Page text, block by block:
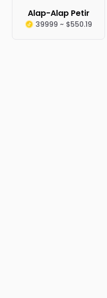
Alap-Alap Petir
39999 ~ $550.19